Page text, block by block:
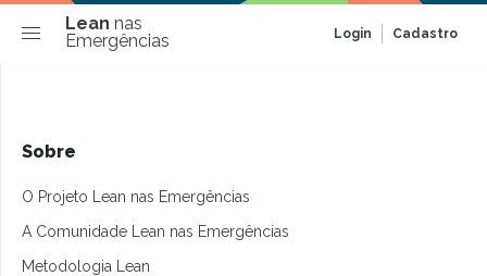
Lean nas
Emergências
Login Cadastro
Sobre
O Projeto Lean nas Emergências
A Comunidade Lean nas Emergências
Metodologia Lean